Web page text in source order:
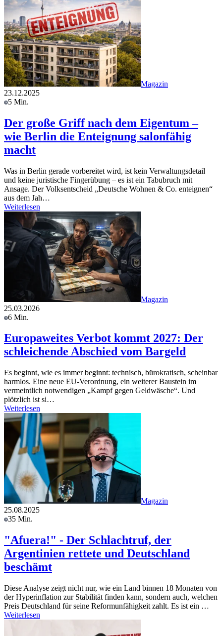
Magazin
23.12.2025
5 Min.
Der große Griff nach dem Eigentum –
wie Berlin die Enteignung salonfähig
macht
Was in Berlin gerade vorbereitet wird, ist kein Verwaltungsdetail
und keine juristische Fingerübung – es ist ein Tabubruch mit
Ansage. Der Volksentscheid „Deutsche Wohnen & Co. enteignen“
aus dem Jah…
Weiterlesen
Magazin
25.03.2026
6 Min.
Europaweites Verbot kommt 2027: Der
schleichende Abschied vom Bargeld
Es beginnt, wie es immer beginnt: technisch, bürokratisch, scheinbar
harmlos. Eine neue EU-Verordnung, ein weiterer Baustein im
vermeintlich notwendigen „Kampf gegen Geldwäsche“. Und
plötzlich ist si…
Weiterlesen
Magazin
25.08.2025
35 Min.
"Afuera!" - Der Schlachtruf, der
Argentinien rettete und Deutschland
beschämt
Diese Analyse zeigt nicht nur, wie ein Land binnen 18 Monaten von
der Hyperinflation zur Stabilität finden kann, sondern auch, welchen
Preis Deutschland für seine Reformunfähigkeit zahlt. Es ist ein …
Weiterlesen